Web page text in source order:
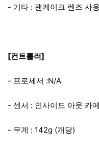
- 기타 : 팬케이크 렌즈 사
[컨트롤러]
- 프로세서 :N/A
- 센서 : 인사이드 아웃 카
- 무게 : 142g (개당)